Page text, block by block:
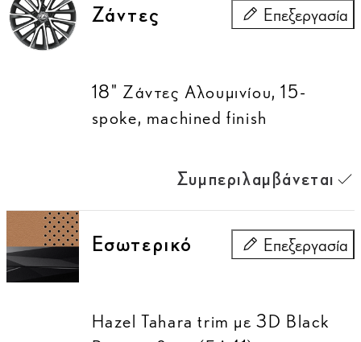
Ζάντες Επεξεργασία
Ζάντες
18" Ζάντες Αλουμινίου, 15-
spoke, machined finish
Συμπεριλαμβάνεται
Εσωτερικό Επεξεργασία
Εσωτερικό
Hazel Tahara trim με 3D Black